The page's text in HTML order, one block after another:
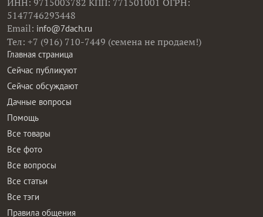
5147746293448
Email: info@7dach.ru
Тел: +7 (916) 710-7449 (семена не продаем!)
Главная страница
Сейчас публикуют
Сейчас обсуждают
Дачные вопросы
Помощь
Все товары
Все фото
Все вопросы
Все статьи
Все тэги
Правила общения